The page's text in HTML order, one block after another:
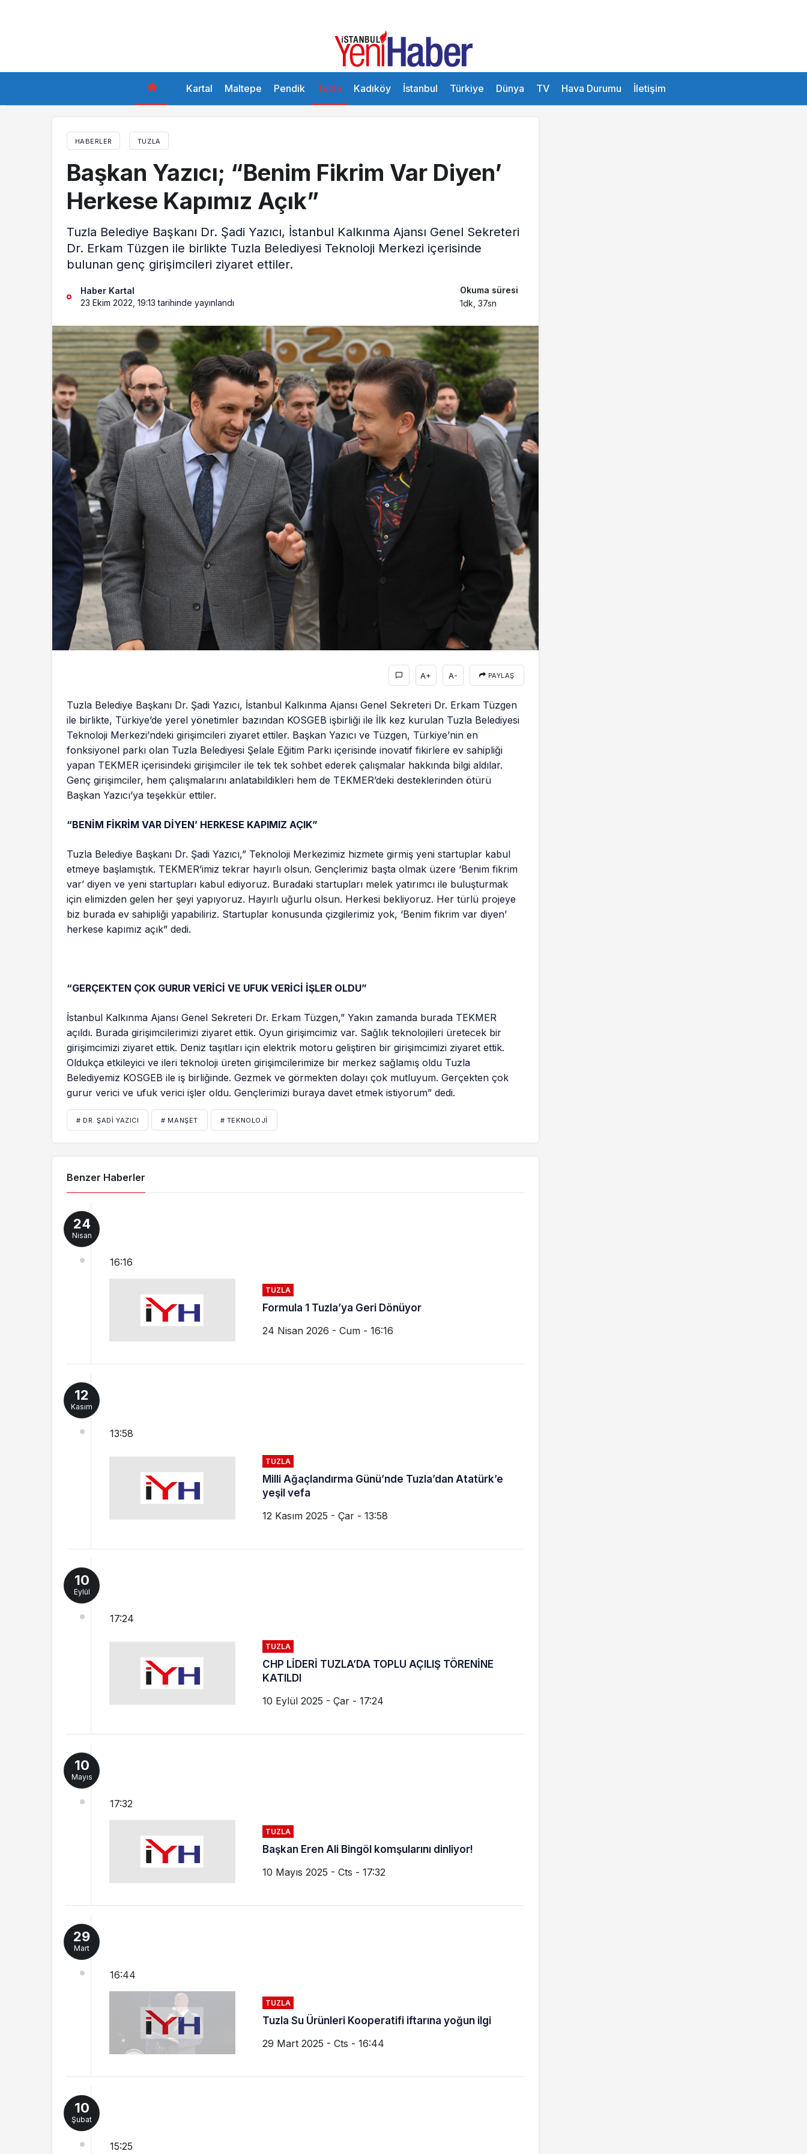
Kartal Maltepe Pendik Tuzla Kadıköy İstanbul Türkiye Dünya TV Hava Durumu İletişim
HABERLER TUZLA
Başkan Yazıcı; “Benim Fikrim Var Diyen’
Herkese Kapımız Açık”
Tuzla Belediye Başkanı Dr. Şadi Yazıcı, İstanbul Kalkınma Ajansı Genel Sekreteri
Dr. Erkam Tüzgen ile birlikte Tuzla Belediyesi Teknoloji Merkezi içerisinde
bulunan genç girişimcileri ziyaret ettiler.
Haber Kartal
23 Ekim 2022, 19:13 tarihinde yayınlandı
Okuma süresi
1dk, 37sn
A+ A- PAYLAŞ
Tuzla Belediye Başkanı Dr. Şadi Yazıcı, İstanbul Kalkınma Ajansı Genel Sekreteri Dr. Erkam Tüzgen
ile birlikte, Türkiye’de yerel yönetimler bazından KOSGEB işbirliği ile İlk kez kurulan Tuzla Belediyesi
Teknoloji Merkezi’ndeki girişimcileri ziyaret ettiler. Başkan Yazıcı ve Tüzgen, Türkiye’nin en
fonksiyonel parkı olan Tuzla Belediyesi Şelale Eğitim Parkı içerisinde inovatif fikirlere ev sahipliği
yapan TEKMER içerisindeki girişimciler ile tek tek sohbet ederek çalışmalar hakkında bilgi aldılar.
Genç girişimciler, hem çalışmalarını anlatabildikleri hem de TEKMER’deki desteklerinden ötürü
Başkan Yazıcı’ya teşekkür ettiler.
“BENİM FİKRİM VAR DİYEN’ HERKESE KAPIMIZ AÇIK”
Tuzla Belediye Başkanı Dr. Şadi Yazıcı,” Teknoloji Merkezimiz hizmete girmiş yeni startuplar kabul
etmeye başlamıştık. TEKMER’imiz tekrar hayırlı olsun. Gençlerimiz başta olmak üzere ‘Benim fikrim
var’ diyen ve yeni startupları kabul ediyoruz. Buradaki startupları melek yatırımcı ile buluşturmak
için elimizden gelen her şeyi yapıyoruz. Hayırlı uğurlu olsun. Herkesi bekliyoruz. Her türlü projeye
biz burada ev sahipliği yapabiliriz. Startuplar konusunda çizgilerimiz yok, ‘Benim fikrim var diyen’
herkese kapımız açık” dedi.
“GERÇEKTEN ÇOK GURUR VERİCİ VE UFUK VERİCİ İŞLER OLDU”
İstanbul Kalkınma Ajansı Genel Sekreteri Dr. Erkam Tüzgen,” Yakın zamanda burada TEKMER
açıldı. Burada girişimcilerimizi ziyaret ettik. Oyun girişimcimiz var. Sağlık teknolojileri üretecek bir
girişimcimizi ziyaret ettik. Deniz taşıtları için elektrik motoru geliştiren bir girişimcimizi ziyaret ettik.
Oldukça etkileyici ve ileri teknoloji üreten girişimcilerimize bir merkez sağlamış oldu Tuzla
Belediyemiz KOSGEB ile iş birliğinde. Gezmek ve görmekten dolayı çok mutluyum. Gerçekten çok
gurur verici ve ufuk verici işler oldu. Gençlerimizi buraya davet etmek istiyorum” dedi.
# DR. ŞADI YAZICI # MANŞET # TEKNOLOJI
Benzer Haberler
24
Nisan
16:16
TUZLA
Formula 1 Tuzla’ya Geri Dönüyor
24 Nisan 2026 - Cum - 16:16
12
Kasım
13:58
TUZLA
Milli Ağaçlandırma Günü’nde Tuzla’dan Atatürk’e
yeşil vefa
12 Kasım 2025 - Çar - 13:58
10
Eylül
17:24
TUZLA
CHP LİDERİ TUZLA’DA TOPLU AÇILIŞ TÖRENİNE
KATILDI
10 Eylül 2025 - Çar - 17:24
10
Mayıs
17:32
TUZLA
Başkan Eren Ali Bingöl komşularını dinliyor!
10 Mayıs 2025 - Cts - 17:32
29
Mart
16:44
TUZLA
Tuzla Su Ürünleri Kooperatifi iftarına yoğun ilgi
29 Mart 2025 - Cts - 16:44
10
Şubat
15:25